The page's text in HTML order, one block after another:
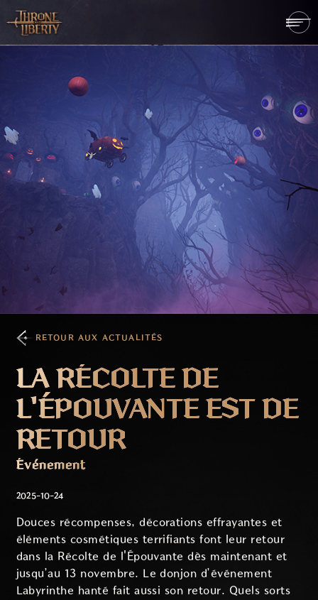
RETOUR AUX ACTUALITÉS
LA RÉCOLTE DE
L'ÉPOUVANTE EST DE
RETOUR
Événement
2025-10-24
Douces récompenses, décorations effrayantes et
éléments cosmétiques terrifiants font leur retour
dans la Récolte de l'Épouvante dès maintenant et
jusqu’au 13 novembre. Le donjon d’événement
Labyrinthe hanté fait aussi son retour. Quels sorts